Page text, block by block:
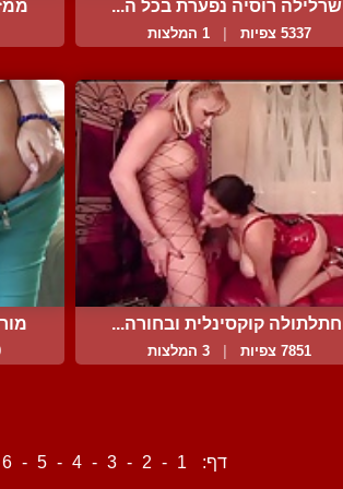
שרלילה רוסיה נפערת בכל ה...
5337 צפיות 1 המלצות
חתלתולה קוקסינלית ובחורה...
7851 צפיות 3 המלצות
דף:
1
-
2
-
3
-
4
-
5
-
6